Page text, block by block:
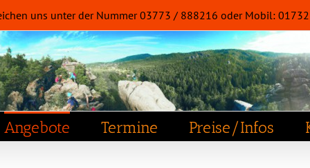
uns unter der Nummer 03773 / 888216 oder Mobil:
Angebote Termine Preise/Infos